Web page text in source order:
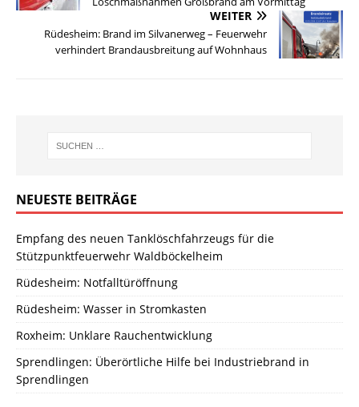
WEITER
Rüdesheim: Brand im Silvanerweg – Feuerwehr
verhindert Brandausbreitung auf Wohnhaus
NEUESTE BEITRÄGE
Empfang des neuen Tanklöschfahrzeugs für die
Stützpunktfeuerwehr Waldböckelheim
Rüdesheim: Notfalltüröffnung
Rüdesheim: Wasser in Stromkasten
Roxheim: Unklare Rauchentwicklung
Sprendlingen: Überörtliche Hilfe bei Industriebrand in
Sprendlingen